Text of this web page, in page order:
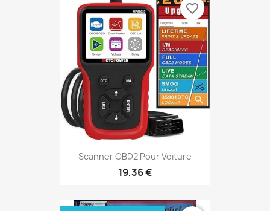
Scanner OBD2 Pour Voiture
19,36 €
favorite_border